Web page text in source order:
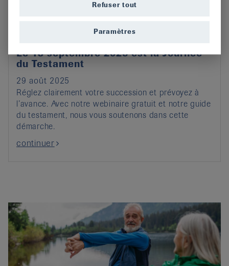
Le 13 septembre 2025 est la Journée
du Testament
29 août 2025
Réglez clairement votre succession et prévoyez à
l’avance. Avec notre webinaire gratuit et notre guide
du testament, nous vous soutenons dans cette
démarche.
continuer
Refuser tout
Paramètres